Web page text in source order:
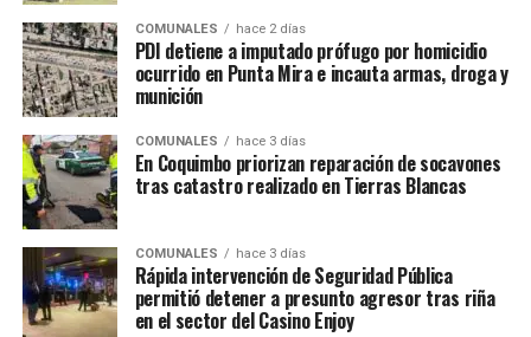
COMUNALES hace 2 días
PDI detiene a imputado prófugo por homicidio
ocurrido en Punta Mira e incauta armas, droga y
munición
COMUNALES hace 3 días
En Coquimbo priorizan reparación de socavones
tras catastro realizado en Tierras Blancas
COMUNALES hace 3 días
Rápida intervención de Seguridad Pública
permitió detener a presunto agresor tras riña
en el sector del Casino Enjoy